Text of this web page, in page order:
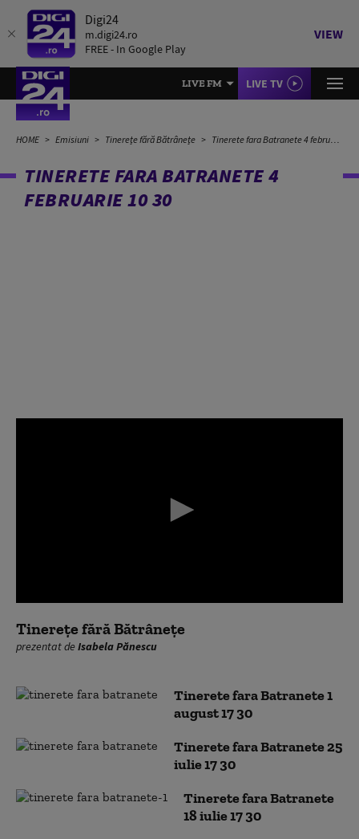
Digi24
m.digi24.ro
FREE - In Google Play
VIEW
LIVE FM LIVE TV
HOME Emisiuni Tinerețe fără Bătrânețe Tinerete fara Batranete 4 februarie 10 30
TINERETE FARA BATRANETE 4
FEBRUARIE 10 30
seconds
of
0
Tinerețe fără Bătrânețe
prezentat deIsabela Pănescu
Tinerete fara Batranete 1
august 17 30
Tinerete fara Batranete 25
iulie 17 30
Tinerete fara Batranete
18 iulie 17 30